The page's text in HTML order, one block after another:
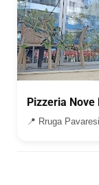
Pizzeria Nove
📍 Rruga